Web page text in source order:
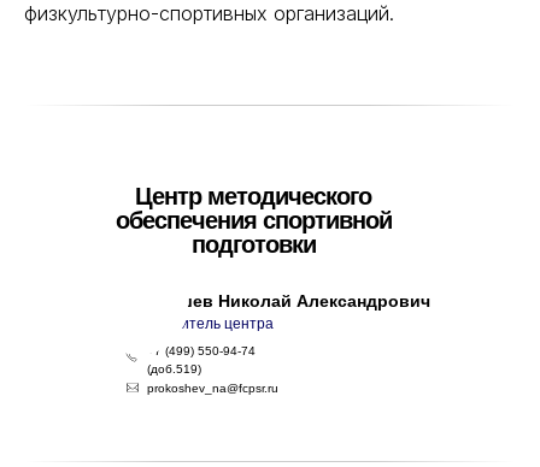
физкультурно-спортивных организаций.
Центр методического
обеспечения спортивной
подготовки
Руководитель центра
Прокошев Николай Александрович
prokoshev_na@fcpsr.ru
+7 (499) 550-94-74
(доб.519)